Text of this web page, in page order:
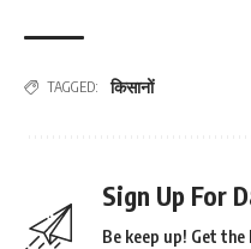
TAGGED: किसानों
Sign Up For
Be keep up! Get